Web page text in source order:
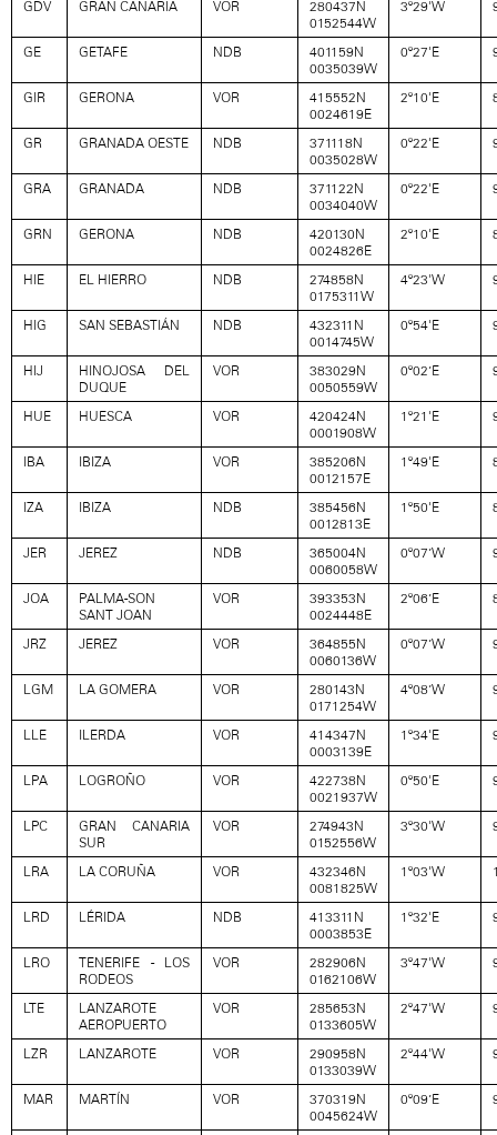
GDV GRAN CANARIA VOR
280437N
0152544W
3º29'W
GE GETAFE NDB
401159N
0035039W
0º27'E
GIR GERONA VOR
415552N
0024619E
2º10'E
GR GRANADA OESTE NDB
371118N
0035028W
0º22'E
GRA GRANADA NDB
371122N
0034040W
0º22'E
GRN GERONA NDB
420130N
0024826E
2º10'E
HIE EL HIERRO NDB
274858N
0175311W
4º23'W
HIG SAN SEBASTIÁN NDB
432311N
0014745W
0º54'E
HIJ
HINOJOSA DEL
DUQUE
VOR
383029N
0050559W
0º02’E
HUE HUESCA VOR
420424N
0001908W
1º21'E
IBA IBIZA VOR
385206N
0012157E
1º49'E
IZA IBIZA NDB
385456N
0012813E
1º50'E
JER JEREZ NDB
365004N
0060058W
0º07’W
JOA
PALMA-SON
SANT JOAN
VOR
393353N
0024448E
2º06’E
JRZ JEREZ VOR
364855N
0060136W
0º07’W
LGM LA GOMERA VOR
280143N
0171254W
4º08’W
LLE ILERDA VOR
414347N
0003139E
1º34'E
LPA LOGROÑO VOR
422738N
0021937W
0º50'E
LPC
GRAN CANARIA
SUR
VOR
274943N
0152556W
3º30'W
LRA LA CORUÑA VOR
432346N
0081825W
1º03'W
LRD LÉRIDA NDB
413311N
0003853E
1º32'E
LRO
TENERIFE - LOS
RODEOS
VOR
282906N
0162106W
3º47'W
LTE
LANZAROTE
AEROPUERTO
VOR
285653N
0133605W
2º47'W
LZR LANZAROTE VOR
290958N
0133039W
2º44'W
MAR MARTÍN VOR
370319N
0045624W
0º09’E